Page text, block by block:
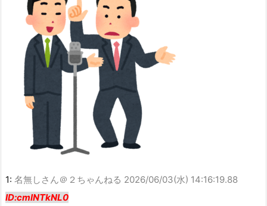
1: 名無しさん＠２ちゃんねる 2026/06/03(水) 14:16:19.88
ID:cmINTkNL0